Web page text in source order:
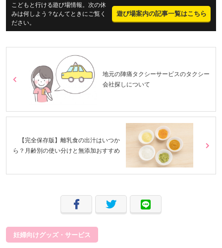
こどもと行ける遊び場情報。次の休
みは何しよう？なんてときにご覧く
ださい。
遊び場案内の記事一覧はこちら
地元の陣痛タクシーサービスのタクシー
会社探しについて
【完全保存版】離乳食の出汁はいつか
ら？月齢別の使い分けと無添加おすすめ
妊婦向けグッズ・サービス